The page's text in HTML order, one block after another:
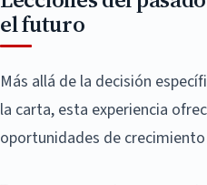
el futuro
Más allá de la decisión
la carta, esta experiencia
oportunidades de